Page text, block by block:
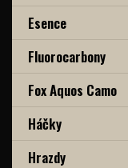
Esence
Fluorocarbony
Fox Aquos Camo
Háčky
Hrazdy